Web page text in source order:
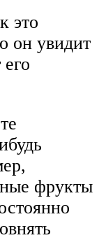
это
он увидит
фрукты